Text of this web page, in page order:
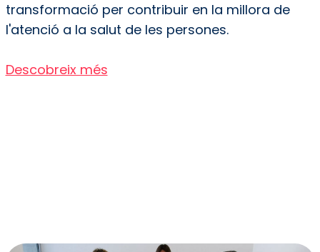
transformació per contribuir en la millora de
l'atenció a la salut de les persones.
Descobreix més